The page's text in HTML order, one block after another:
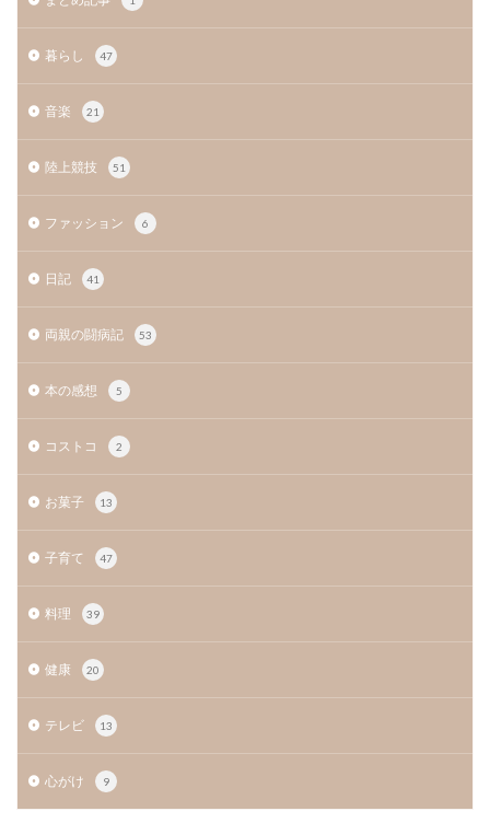
暮らし 47
音楽 21
陸上競技 51
ファッション 6
日記 41
両親の闘病記 53
本の感想 5
コストコ 2
お菓子 13
子育て 47
料理 39
健康 20
テレビ 13
心がけ 9